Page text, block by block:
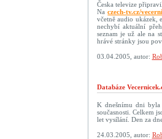
Česka televize
Naczech-tv.cz/
včetně audio ukázek,
nechybí aktuální
seznam je už ale na
hrávé stránky jsou
03.04.2005, autor:
Databáze
K dnešnímu dni byla
současnosti. Celkem
let vysílání. Den za
24.03.2005, autor: